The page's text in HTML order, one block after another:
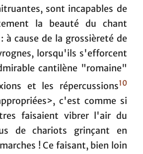
sont incapables de
la beauté du chant
à cause de la grossièreté de
lorsqu'ils s'efforcent
cantilène "romaine"
et les répercussions10
c'est comme si
faisaient vibrer l'air du
de chariots grinçant en
! Ce faisant, bien loin